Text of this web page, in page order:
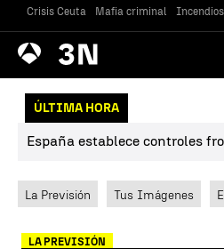
Crisis Ceuta Mafia criminal
Antena
3 Noticias
ÚLTIMA HORA
España establece controles
La Previsión Tus Imágenes
LA PREVISIÓN